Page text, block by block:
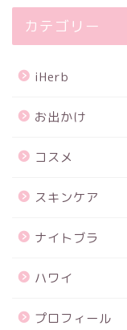
カテゴリー
iHerb
お出かけ
コスメ
スキンケア
ナイトブラ
ハワイ
プロフィール